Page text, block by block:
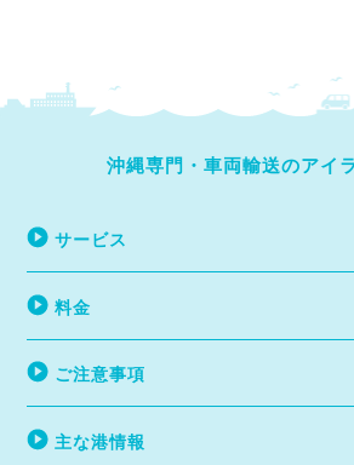
沖縄専門・車両輸送のアイ
サービス
料金
ご注意事項
主な港情報